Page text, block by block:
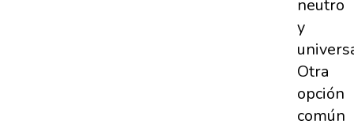
neutro
y
Otra
opción
común